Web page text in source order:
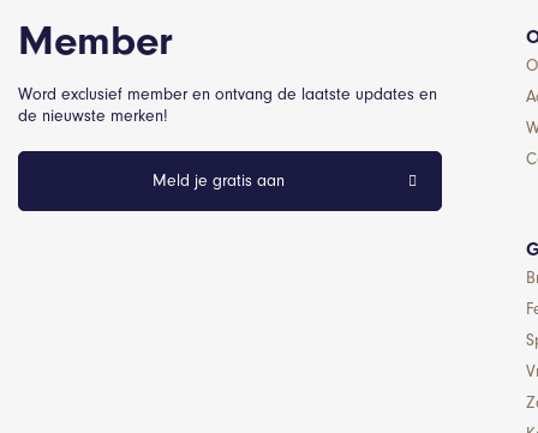
Member
Word exclusief member en ontvang de laatste updates en
de nieuwste merken!
Meld je gratis aan